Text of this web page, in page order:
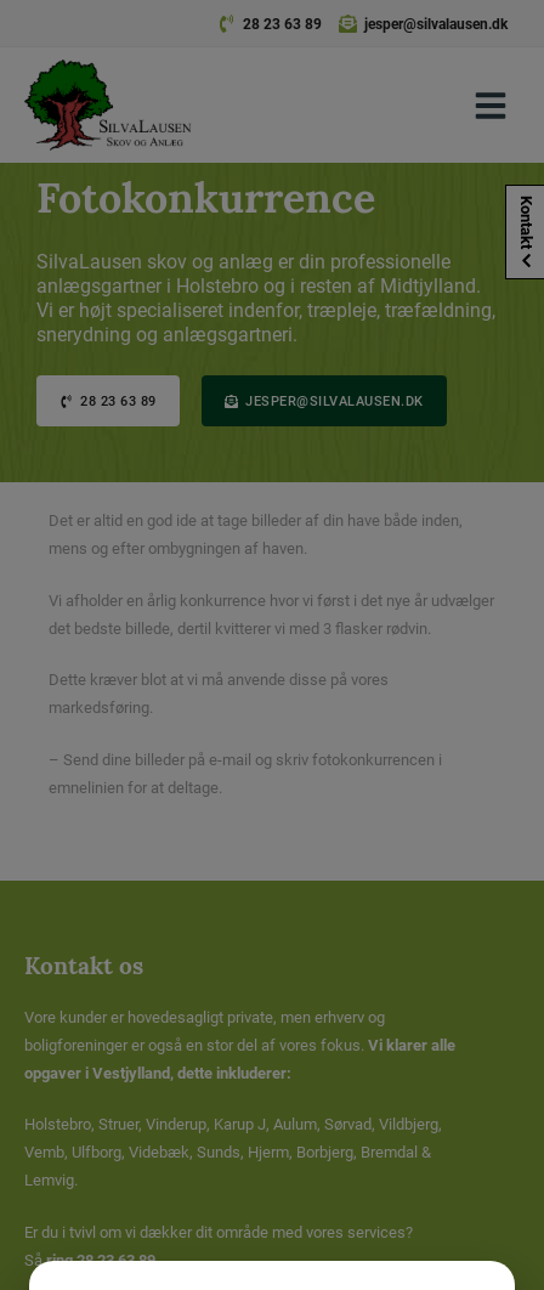
indholdet
28 23 63 89 jesper@silvalausen.dk
Fotokonkurrence
SilvaLausen skov og anlæg er din professionelle
anlægsgartner i Holstebro og i resten af Midtjylland.
Vi er højt specialiseret indenfor, træpleje, træfældning,
snerydning og anlægsgartneri.
28 23 63 89 JESPER@SILVALAUSEN.DK
Det er altid en god ide at tage billeder af din have både inden,
mens og efter ombygningen af haven.
Vi afholder en årlig konkurrence hvor vi først i det nye år udvælger
det bedste billede, dertil kvitterer vi med 3 flasker rødvin.
Dette kræver blot at vi må anvende disse på vores
markedsføring.
– Send dine billeder på e-mail og skriv fotokonkurrencen i
emnelinien for at deltage.
Kontakt
Kontakt os
Vore kunder er hovedesagligt private, men erhverv og
boligforeninger er også en stor del af vores fokus. Vi klarer alle
opgaver i Vestjylland, dette inkluderer:
Holstebro, Struer, Vinderup, Karup J, Aulum, Sørvad, Vildbjerg,
Vemb, Ulfborg, Videbæk, Sunds, Hjerm, Borbjerg, Bremdal &
Lemvig.
Er du i tvivl om vi dækker dit område med vores services?
Såring28 23 63 89